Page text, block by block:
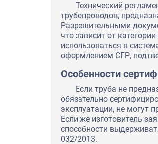
Технический
трубопроводов,
Разрешительными
что зависит от
использоваться в
оформлением СГР,
Особенности
Если труба не
обязательно
эксплуатации, не могут
Если же изготовитель
способности
032/2013.